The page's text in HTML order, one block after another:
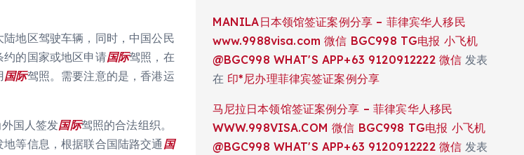
地区驾驶车辆，同时，中国公民
约的国家或地区申请国际驾照，在
国际驾照。需要注意的是，香港运
国人签发国际驾照的合法组织。
等信息，根据联合国陆路交通 国
MANILA日本领馆签证案例分享 – 菲律宾华人移民
www.9988visa.com 微信 BGC998 TG电报 小飞机
@BGC998 WHAT'S APP+63 9120912222 微信 发表
在 印*尼办理菲律宾签证案例分享
马尼拉日本领馆签证案例分享 – 菲律宾华人移民
WWW.998VISA.COM 微信 BGC998 TG电报 小飞机
@BGC998 WHAT'S APP+63 9120912222 微信 发表